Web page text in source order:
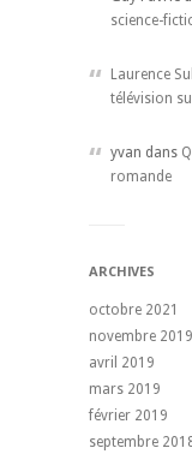
science-
Laurence
télévision
yvan dans
romande
ARCHIVES
octobre 2021
novembre 2019
avril 2019
mars 2019
février 2019
septembre